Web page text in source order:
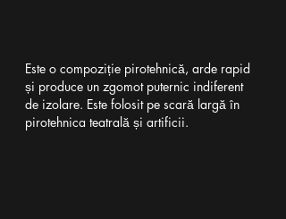
Este o compoziție pirotehnică, arde rapid
și produce un zgomot puternic indiferent
de izolare. Este folosit pe scară largă în
pirotehnica teatrală și artificii.